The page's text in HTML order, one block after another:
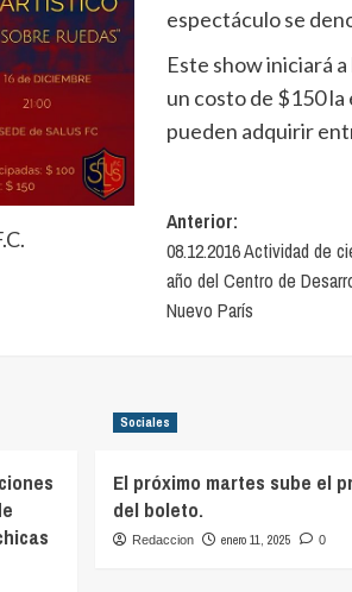
espectáculo se
Este show iniciará
un costo de $150 la
pueden adquirir
Navegación
de
entradas
Anterior:
08.12.2016 Actividad de
año del Centro de
Nuevo París
Sociales
El próximo martes sube el
del boleto.
Redaccion enero 11, 2025 0